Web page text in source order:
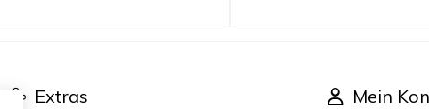
Extras Mein